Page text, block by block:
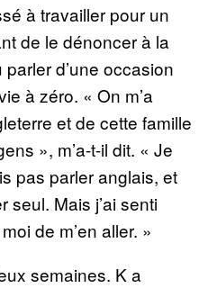
à travailler pour un
de le dénoncer à la
d’une occasion
à zéro. « On m’a
et de cette famille
», m’a-t-il dit. « Je
pas parler anglais, et
seul. Mais j’ai senti
de m’en aller. »
semaines. K a